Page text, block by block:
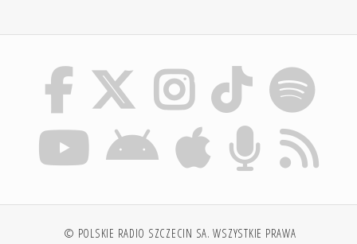
© POLSKIE RADIO SZCZECIN SA. WSZYSTKIE PRAWA